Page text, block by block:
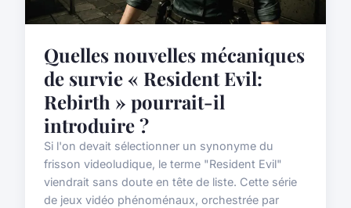
Quelles nouvelles mécaniques
de survie « Resident Evil:
Rebirth » pourrait-il
introduire ?
Si l'on devait sélectionner un synonyme du
frisson videoludique, le terme "Resident Evil"
viendrait sans doute en tête de liste. Cette série
de jeux vidéo phénoménaux, orchestrée par